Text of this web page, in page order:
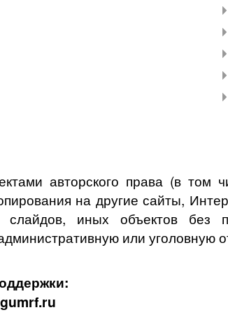
авторского права (в том
на другие сайты,
иных объектов без
или уголовную